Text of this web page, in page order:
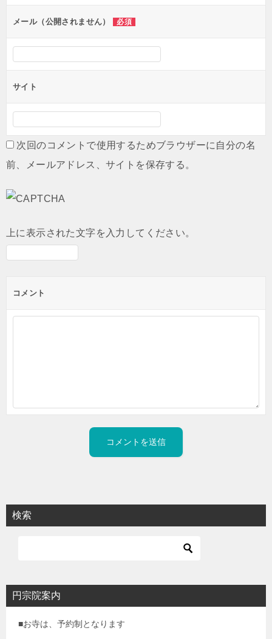
ンメール（公開されません） 必須
サイト
次回のコメントで使用するためブラウザーに自分の名
前、メールアドレス、サイトを保存する。
上に表示された文字を入力してください。
コメント
検索
円宗院案内
■お寺は、予約制となります